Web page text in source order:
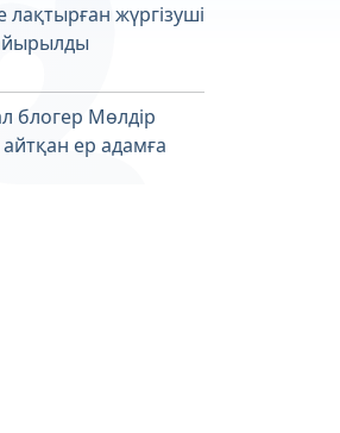
лақтырған жүргізуші
блогер Мөлдір
ер адамға